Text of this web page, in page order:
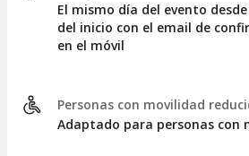
El mismo día del evento
del inicio con el email de
en el móvil
Personas con movilidad
Adaptado para personas con